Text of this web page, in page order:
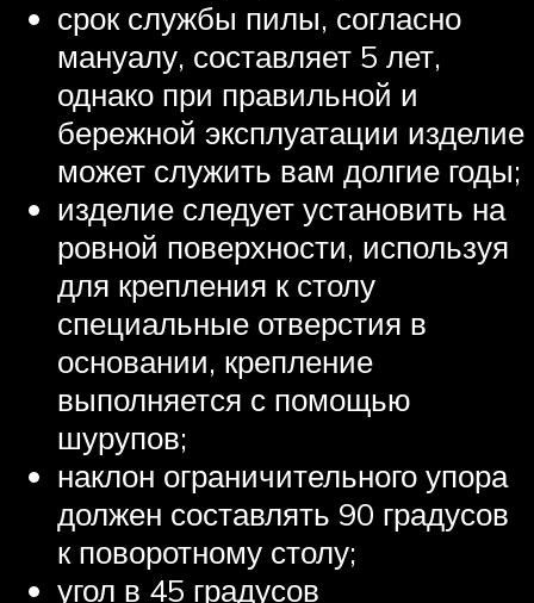
срок службы пилы, согласно
мануалу, составляет 5 лет,
однако при правильной и
бережной эксплуатации изделие
может служить вам долгие годы;
изделие следует установить на
ровной поверхности, используя
для крепления к столу
специальные отверстия в
основании, крепление
выполняется с помощью
шурупов;
наклон ограничительного упора
должен составлять 90 градусов
к поворотному столу;
угол в 45 градусов